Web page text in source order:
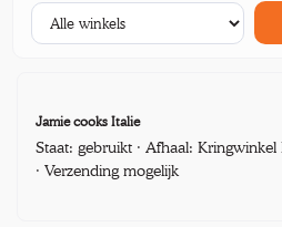
Jamie cooks Italie
Staat: gebruikt · Afhaal: Kringwinkel
· Verzending mogelijk